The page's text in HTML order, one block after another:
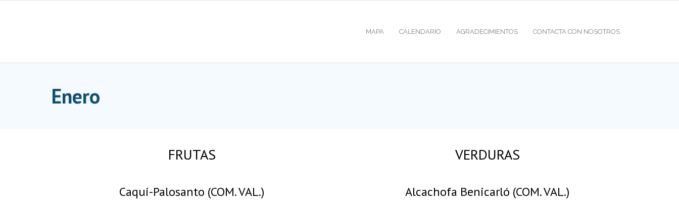
MAPA CALENDARIO AGRADECIMIENTOS CONTACTA CON NOSOTROS
Enero
FRUTAS
Caqui-Palosanto (COM. VAL.)
VERDURAS
Alcachofa Benicarló (COM. VAL.)